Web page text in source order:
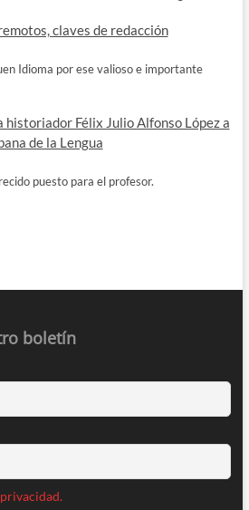
claves de redacción
Idioma por ese valioso e importante
historiador Félix Julio Alfonso López a
de la Lengua
puesto para el profesor.
boletín